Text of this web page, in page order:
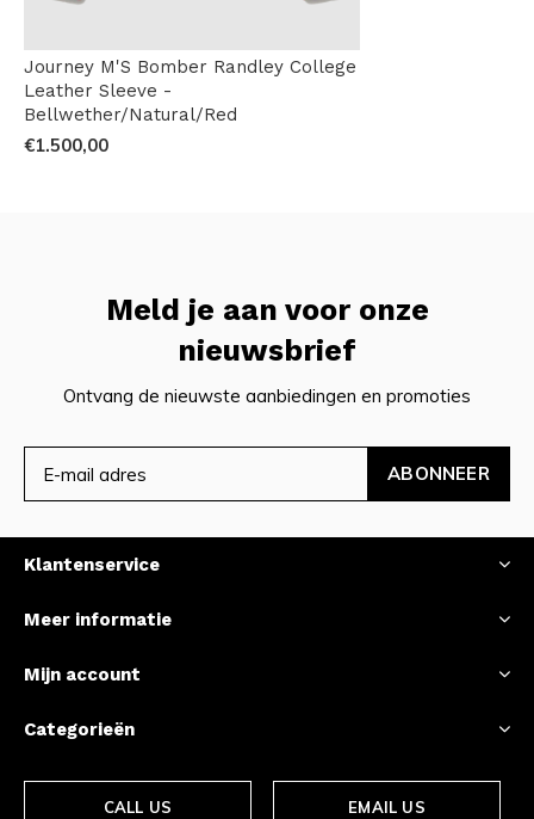
Journey M'S Bomber Randley College
Leather Sleeve -
Bellwether/Natural/Red
€1.500,00
Meld je aan voor onze
nieuwsbrief
Ontvang de nieuwste aanbiedingen en promoties
ABONNEER
Klantenservice
Meer informatie
Mijn account
Categorieën
CALL US EMAIL US